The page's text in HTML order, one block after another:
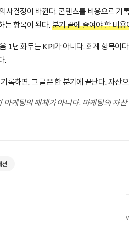
사결정이 바뀐다. 콘텐츠를 비용으로 기
는 항목이 된다.분기 끝에 줄여야 할 비
1년 화두는 KPI가 아니다. 회계 항목이
.
록하면, 그 글은 한 분기에 끝난다. 자산
마케팅의 매체가 아니다. 마케팅의 자산
션